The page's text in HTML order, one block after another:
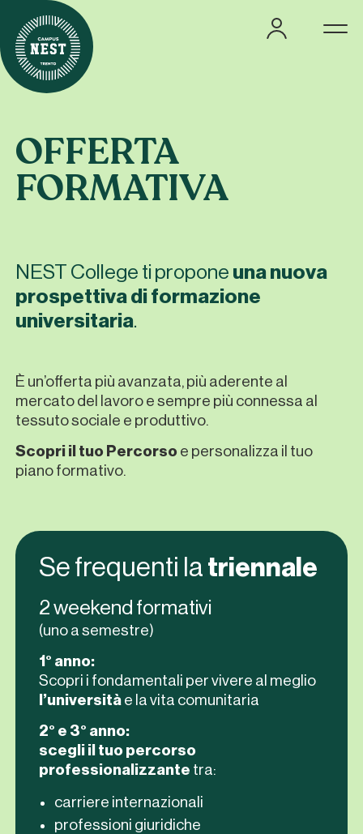
Offerta residenziale
Offerta formativa
Master Meeting
I formatori
Lo staff
Rinnova la tua permanenza
Servizio Civile Universale Provinciale
OFFERTA
FORMATIVA
NEST College ti propone una nuova
prospettiva di formazione
universitaria.
È un’offerta più avanzata, più aderente al
mercato del lavoro e sempre più connessa al
tessuto sociale e produttivo.
Scopri il tuo Percorso e personalizza il tuo
piano formativo.
Se frequenti la triennale
2 weekend formativi
(uno a semestre)
1° anno:
Scopri i fondamentali per vivere al meglio
l’universitàe la vita comunitaria
2° e 3° anno:
scegli il tuo percorso
professionalizzante tra:
carriere internazionali
professioni giuridiche